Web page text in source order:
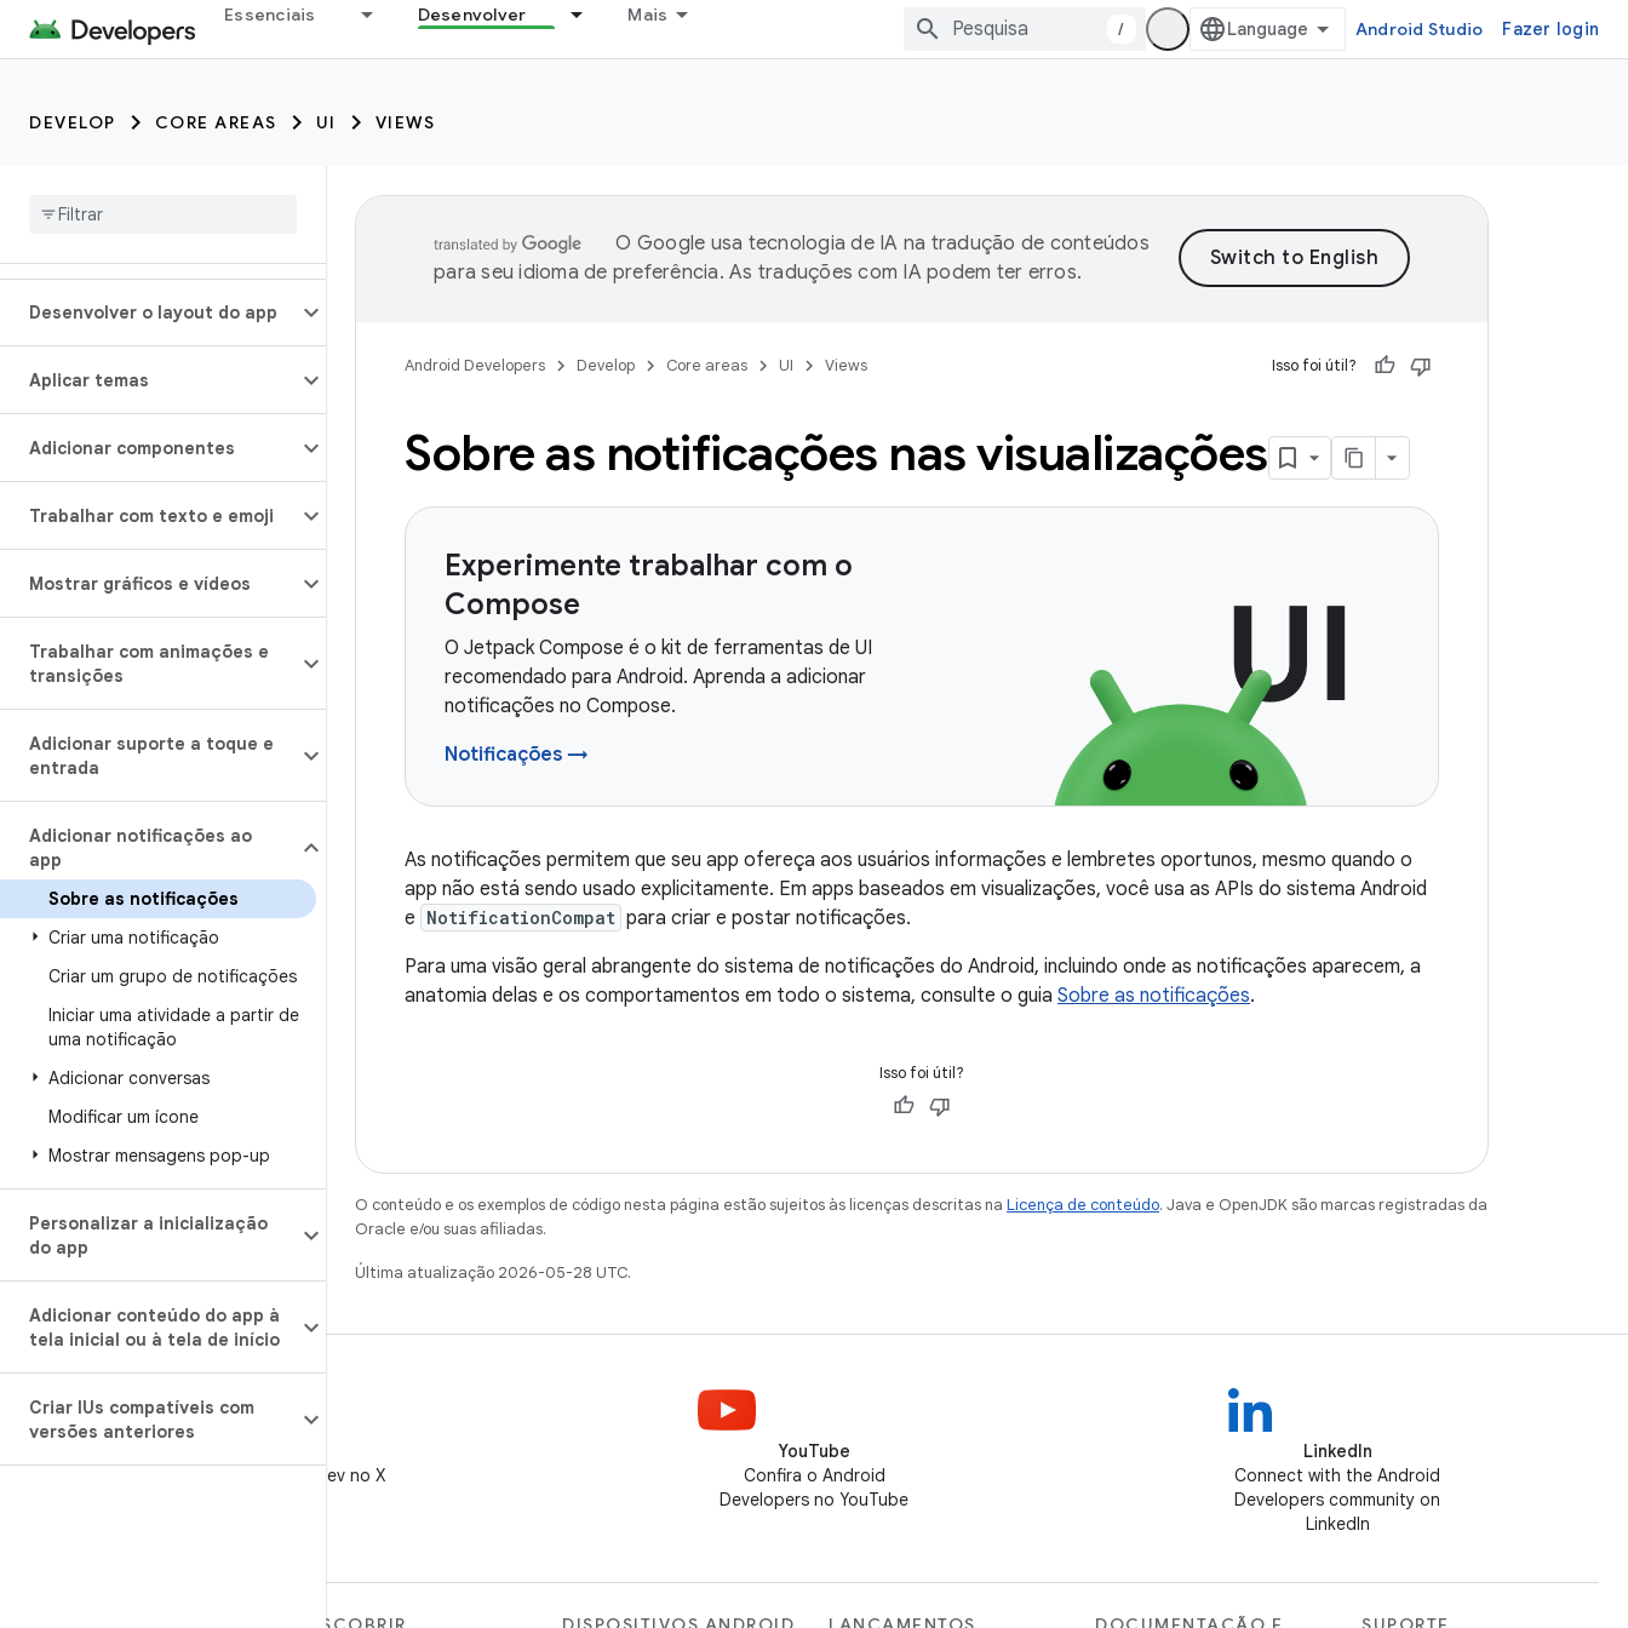
Essenciais Desenvolver Mais
/ Android Studio Fazer login
DEVELOP CORE AREAS UI VIEWS
Desenvolver o layout do app
Aplicar temas
Adicionar componentes
Trabalhar com texto e emoji
Mostrar gráficos e vídeos
Trabalhar com animações e
transições
Adicionar suporte a toque e
entrada
Adicionar notificações ao
app
Sobre as notificações
Criar uma notificação
Criar um grupo de notificações
Iniciar uma atividade a partir de
uma notificação
Adicionar conversas
Modificar um ícone
Mostrar mensagens pop-up
Personalizar a inicialização
do app
Adicionar conteúdo do app à
tela inicial ou à tela de início
Criar IUs compatíveis com
versões anteriores
O Google usa tecnologia de IA na tradução de conteúdos
para seu idioma de preferência. As traduções com IA podem ter erros.
Android Developers Develop Core areas UI Views Isso foi útil?
Sobre as notificações nas visualizações
Experimente trabalhar com o
Compose
O Jetpack Compose é o kit de ferramentas de UI
recomendado para Android. Aprenda a adicionar
notificações no Compose.
Notificações →
As notificações permitem que seu app ofereça aos usuários informações e lembretes oportunos, mesmo quando o
app não está sendo usado explicitamente. Em apps baseados em visualizações, você usa as APIs do sistema Android
e NotificationCompat para criar e postar notificações.
Para uma visão geral abrangente do sistema de notificações do Android, incluindo onde as notificações aparecem, a
anatomia delas e os comportamentos em todo o sistema, consulte o guia Sobre as notificações.
Isso foi útil?
O conteúdo e os exemplos de código nesta página estão sujeitos às licenças descritas na Licença de conteúdo. Java e OpenJDK são marcas registradas da
Oracle e/ou suas afiliadas.
Última atualização 2026-05-28 UTC.
Siga @AndroidDev no X
YouTube
Confira o Android
Developers no YouTube
LinkedIn
Connect with the Android
Developers community on
LinkedIn